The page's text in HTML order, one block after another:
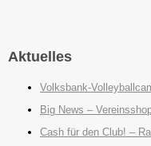
Aktuelles
Volksbank-
Big News –
Cash für den Club! –